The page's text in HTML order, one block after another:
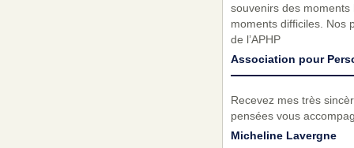
souvenirs des
moments difficiles. Nos
de l’APHP
Association pour
Recevez mes très
pensées vous
Micheline Lavergne